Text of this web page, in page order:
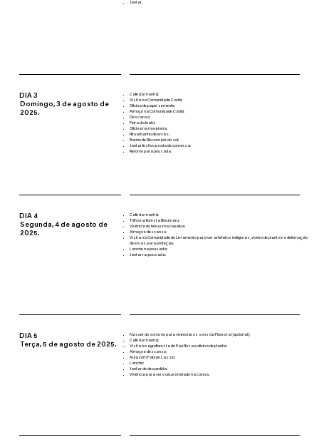
Jantar.
DIA 3
Domingo, 3 de agosto de
2025.
Café da manhã;
Visita na Comunidade Caribi;
Oficina de papel semente;
Almoço na Comunidade Caribi;
Descanso;
Feira da Inatú;
Oficina na movelaria;
Ritual banho de ervas;
Banho de Rio com pôr do sol;
Jantar festivo e roda de conversa;
Retorno para pousada.
DIA 4
Segunda, 4 de agosto de
2025.
Café da manhã;
Trilha na floresta Breumaru;
Vivência do breu e ma copaíba;
Almoço e descanso;
Visita na Comunidade do Livramento para ver artefatos indígenas, viveiro de plantas e defumação
de ervas para proteção;
Lanche na pousada;
Jantar na pousada.
DIA 5
Terça, 5 de agosto de 2025.
Nascer do sol no rio para vivenciar os sons da Floresta (opcional);
Café da manhã;
Visita na agrofloresta de Pau Rosa e oficina de plantio;
Almoço e descanso;
Aula com Fabian Laszlo;
Lanche;
Jantar de despedida;
Vivência para ver o céu estrelado na canoa.